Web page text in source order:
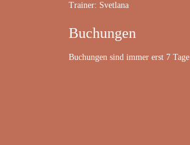
Trainer: Svetlana
Buchungen
Buchungen sind immer erst 7